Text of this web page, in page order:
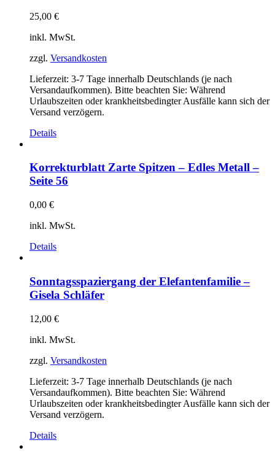
25,00 €
inkl. MwSt.
zzgl. Versandkosten
Lieferzeit: 3-7 Tage innerhalb Deutschlands (je nach
Versandaufkommen). Bitte beachten Sie: Während
Urlaubszeiten oder krankheitsbedingter Ausfälle kann sich der
Versand verzögern.
Details
Korrekturblatt Zarte Spitzen – Edles Metall –
Seite 56
0,00 €
inkl. MwSt.
Details
Sonntagsspaziergang der Elefantenfamilie –
Gisela Schläfer
12,00 €
inkl. MwSt.
zzgl. Versandkosten
Lieferzeit: 3-7 Tage innerhalb Deutschlands (je nach
Versandaufkommen). Bitte beachten Sie: Während
Urlaubszeiten oder krankheitsbedingter Ausfälle kann sich der
Versand verzögern.
Details